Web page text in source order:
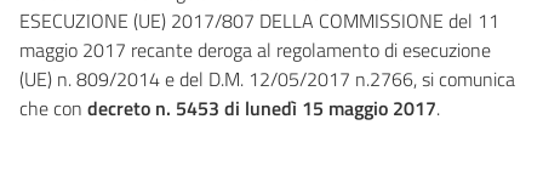
ESECUZIONE (UE) 2017/807 DELLA COMMISSIONE del 11
maggio 2017 recante deroga al regolamento di esecuzione
(UE) n. 809/2014 e del D.M. 12/05/2017 n.2766, si comunica
che con decreto n. 5453 di lunedì 15 maggio 2017.